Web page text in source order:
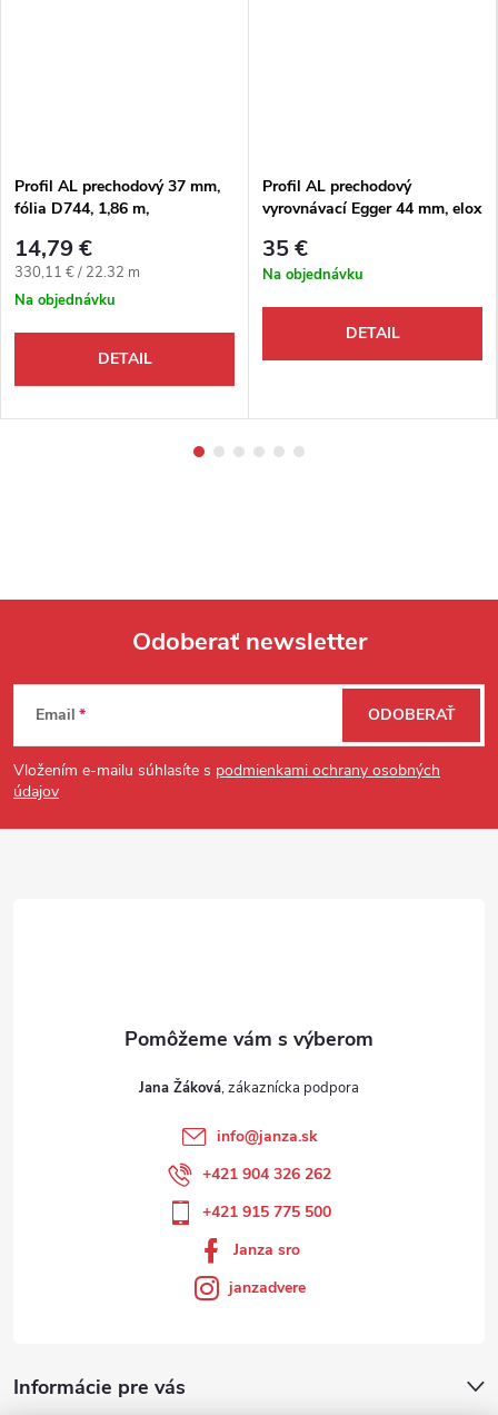
Profil AL prechodový 37 mm,
fólia D744, 1,86 m,
3v1 Egger
14,79 €
Jednotková cena:
330,11 € / 22.32 m
Na objednávku
DETAIL
Profil AL prechodový
vyrovnávací Egger 44 mm, elox
podlahy hr. 6,5-16 mm, Typ
102 - 1483118
35 €
Na objednávku
DETAIL
Zápätie
Odoberať newsletter
Email
Vložením e-mailu súhlasíte s podmienkami ochrany osobných
údajov
ODOBERAŤ
Informácie pre vás
Jana Žáková
info@janza.sk
+421 904 326 262
+421 915 775 500
Janza sro
janzadvere